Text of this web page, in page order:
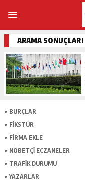
ARAMA SONUÇLARI
BURÇLAR
FİKSTÜR
FİRMA EKLE
NÖBETÇİ ECZANELER
TRAFİK DURUMU
YAZARLAR